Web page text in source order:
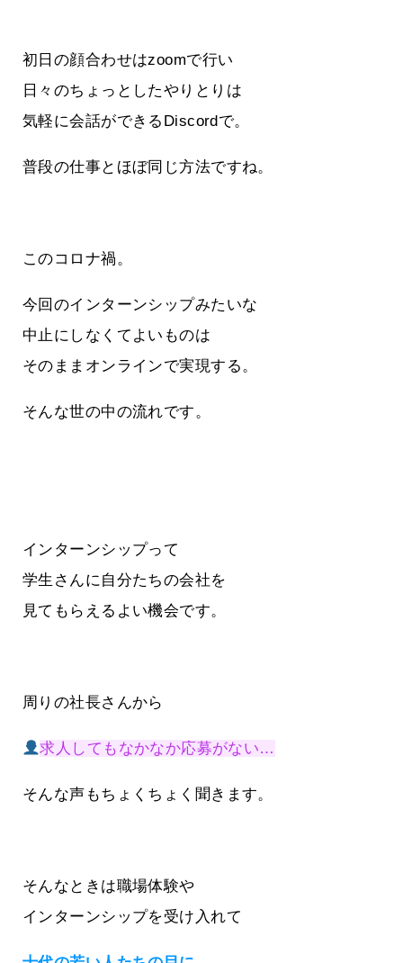
初日の顔合わせはzoomで行い
日々のちょっとしたやりとりは
気軽に会話ができるDiscordで。
普段の仕事とほぼ同じ方法ですね。
このコロナ禍。
今回のインターンシップみたいな
中止にしなくてよいものは
そのままオンラインで実現する。
そんな世の中の流れです。
インターンシップって
学生さんに自分たちの会社を
見てもらえるよい機会です。
周りの社長さんから
求人してもなかなか応募がない…
そんな声もちょくちょく聞きます。
そんなときは職場体験や
インターンシップを受け入れて